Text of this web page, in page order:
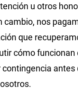
u otros
cambio, nos
que
cómo funcionan
contingencia antes